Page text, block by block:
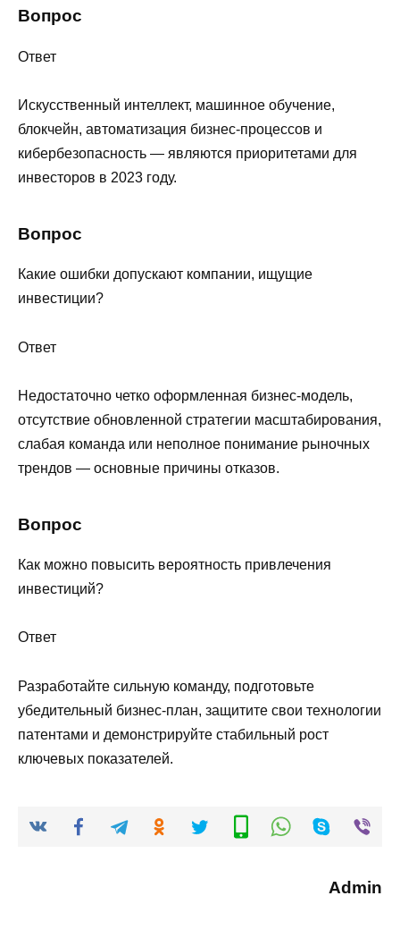
Вопрос
Ответ
Искусственный интеллект, машинное обучение,
блокчейн, автоматизация бизнес-процессов и
кибербезопасность — являются приоритетами для
инвесторов в 2023 году.
Вопрос
Какие ошибки допускают компании, ищущие
инвестиции?
Ответ
Недостаточно четко оформленная бизнес-модель,
отсутствие обновленной стратегии масштабирования,
слабая команда или неполное понимание рыночных
трендов — основные причины отказов.
Вопрос
Как можно повысить вероятность привлечения
инвестиций?
Ответ
Разработайте сильную команду, подготовьте
убедительный бизнес-план, защитите свои технологии
патентами и демонстрируйте стабильный рост
ключевых показателей.
Admin